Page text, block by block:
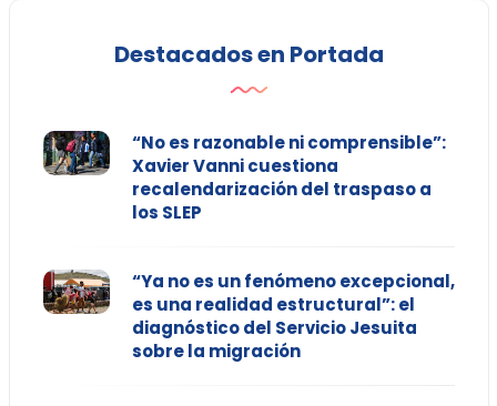
Destacados en Portada
“No es razonable ni comprensible”:
Xavier Vanni cuestiona
recalendarización del traspaso a
los SLEP
“Ya no es un fenómeno excepcional,
es una realidad estructural”: el
diagnóstico del Servicio Jesuita
sobre la migración